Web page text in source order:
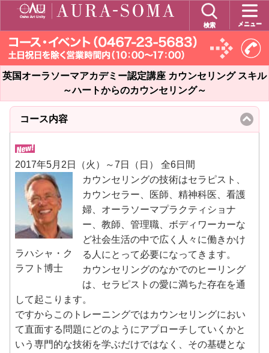
検索 メニュー
英国オーラソーマアカデミー認定講座 カウンセリング スキル
～ハートからのカウンセリング～
コース内容
to
2017年5月2日（火）～7日（日） 全6日間
ラハシャ・ク
ラフト博士
カウンセリングの技術はセラピスト、
カウンセラー、医師、精神科医、看護
婦、オーラソーマプラクティショナ
ー、教師、管理職、ボディワーカーな
ど社会生活の中で広く人々に働きかけ
る人にとって必要になってきます。
カウンセリングのなかでのヒーリング
は、セラピストの愛に満ちた存在を通
して起こります。
ですからこのトレーニングではカウンセリングにおい
て直面する問題にどのようにアプローチしていくかと
いう専門的な技術を学ぶだけではなく、その基礎とな